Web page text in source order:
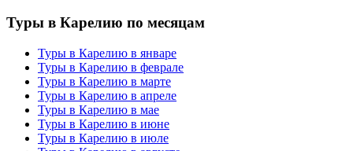
Туры в Карелию по месяцам
Туры в Карелию в январе
Туры в Карелию в феврале
Туры в Карелию в марте
Туры в Карелию в апреле
Туры в Карелию в мае
Туры в Карелию в июне
Туры в Карелию в июле